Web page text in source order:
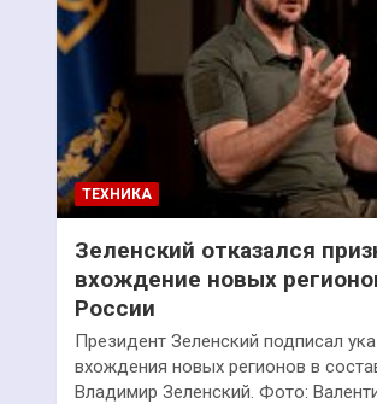
ТЕХНИКА
Зеленский отказался
вхождение новых
России
Президент Зеленский подписал
вхождения новых регионов в
Владимир Зеленский. Фото: